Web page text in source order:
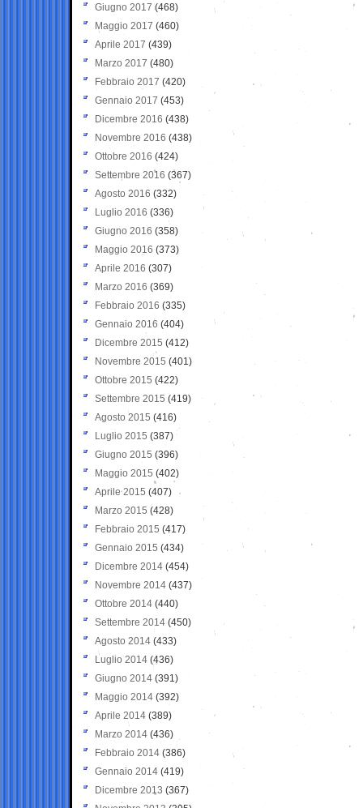
Giugno 2017 (468)
Maggio 2017 (460)
Aprile 2017 (439)
Marzo 2017 (480)
Febbraio 2017 (420)
Gennaio 2017 (453)
Dicembre 2016 (438)
Novembre 2016 (438)
Ottobre 2016 (424)
Settembre 2016 (367)
Agosto 2016 (332)
Luglio 2016 (336)
Giugno 2016 (358)
Maggio 2016 (373)
Aprile 2016 (307)
Marzo 2016 (369)
Febbraio 2016 (335)
Gennaio 2016 (404)
Dicembre 2015 (412)
Novembre 2015 (401)
Ottobre 2015 (422)
Settembre 2015 (419)
Agosto 2015 (416)
Luglio 2015 (387)
Giugno 2015 (396)
Maggio 2015 (402)
Aprile 2015 (407)
Marzo 2015 (428)
Febbraio 2015 (417)
Gennaio 2015 (434)
Dicembre 2014 (454)
Novembre 2014 (437)
Ottobre 2014 (440)
Settembre 2014 (450)
Agosto 2014 (433)
Luglio 2014 (436)
Giugno 2014 (391)
Maggio 2014 (392)
Aprile 2014 (389)
Marzo 2014 (436)
Febbraio 2014 (386)
Gennaio 2014 (419)
Dicembre 2013 (367)